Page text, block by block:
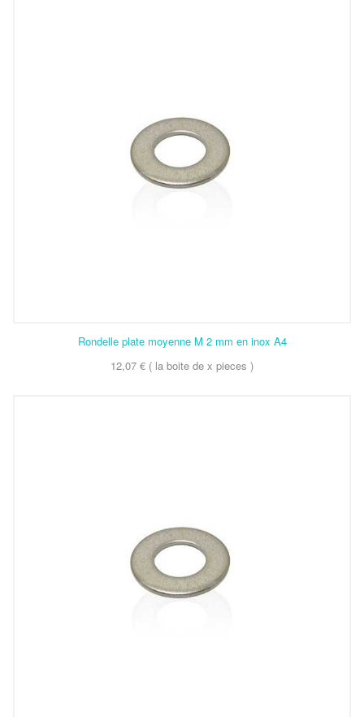
Rondelle plate moyenne M 2 mm en inox A4
12,07 € ( la boite de x pieces )